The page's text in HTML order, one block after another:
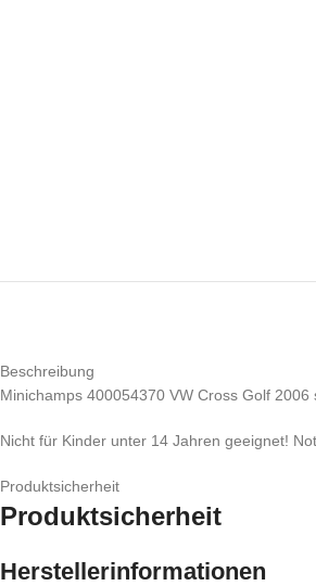
Beschreibung
Minichamps 400054370 VW Cross Golf 2006
Nicht für Kinder unter 14 Jahren geeignet!
Produktsicherheit
Produktsicherheit
Herstellerinformationen